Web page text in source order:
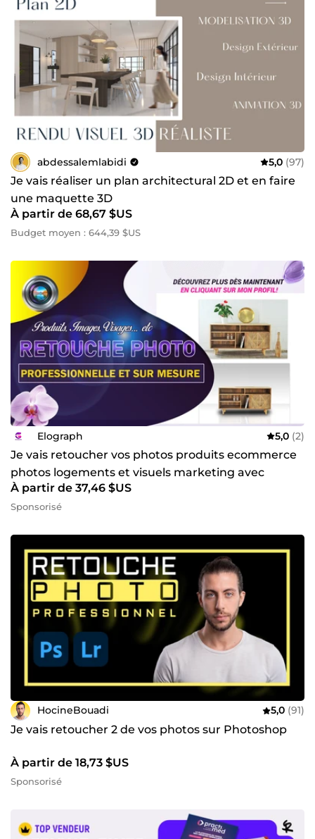
abdessalemlabidi 5,0 (97)
Je vais réaliser un plan architectural 2D et en faire
une maquette 3D
À partir de 68,67 $US
Budget moyen : 644,39 $US
Elograph 5,0 (2)
Je vais retoucher vos photos produits ecommerce
photos logements et visuels marketing avec
photoshop
À partir de 37,46 $US
Sponsorisé
HocineBouadi 5,0 (91)
Je vais retoucher 2 de vos photos sur Photoshop
À partir de 18,73 $US
Sponsorisé